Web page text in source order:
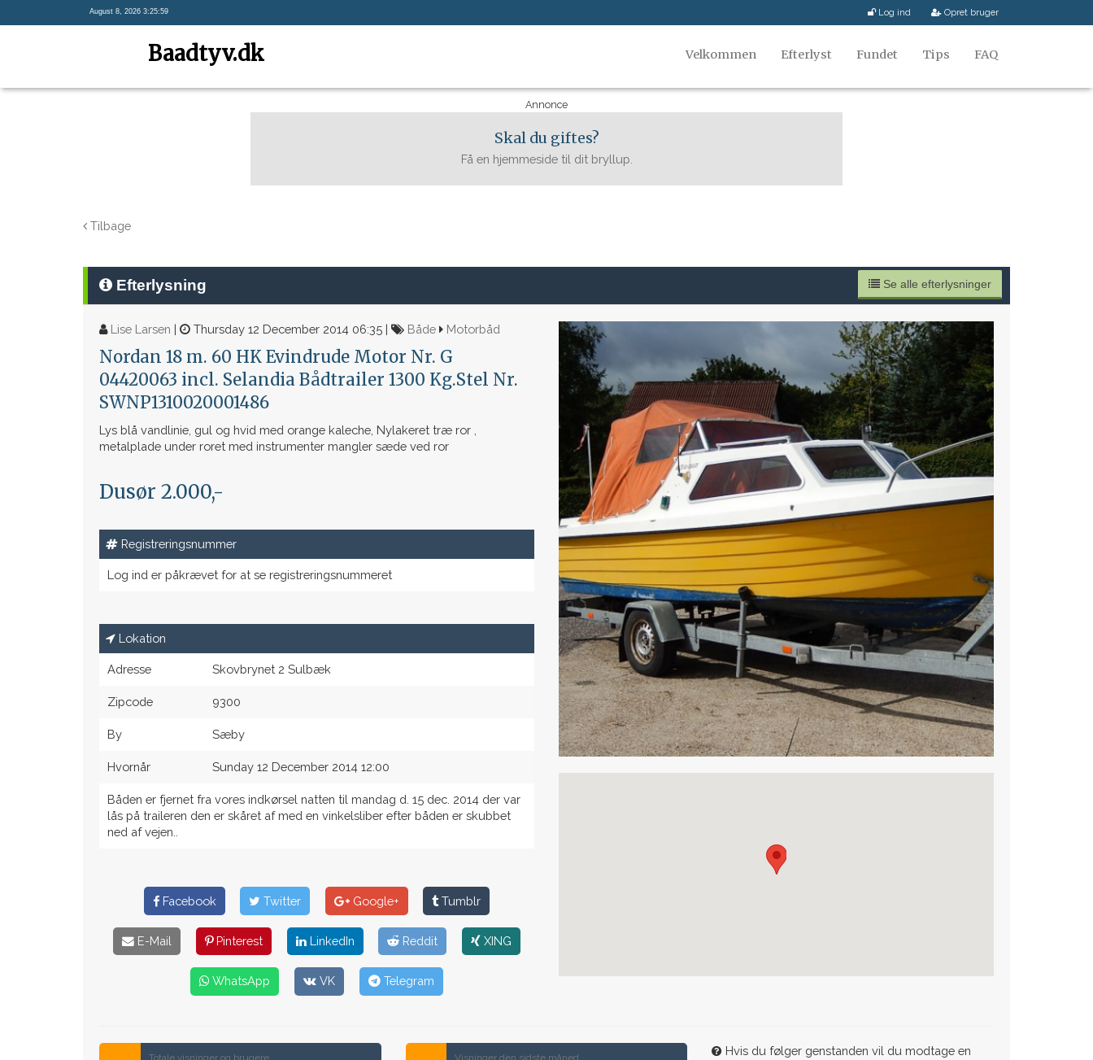
August 8, 2026 3:25:59 Log ind Opret bruger
Baadtyv.dk Velkommen Efterlyst Fundet Tips FAQ
Annonce
Skal du giftes?
Få en hjemmeside til dit bryllup.
Tilbage
Efterlysning Se alle efterlysninger
Lise Larsen | Thursday 12 December 2014 06:35 | Både Motorbåd
Nordan 18 m. 60 HK Evindrude Motor Nr. G
04420063 incl. Selandia Bådtrailer 1300 Kg.Stel Nr.
SWNP1310020001486
Lys blå vandlinie, gul og hvid med orange kaleche, Nylakeret træ ror ,
metalplade under roret med instrumenter mangler sæde ved ror
Dusør 2.000,-
Registreringsnummer
Log ind er påkrævet for at se registreringsnummeret
Lokation
Adresse Skovbrynet 2 Sulbæk
Zipcode 9300
By Sæby
Hvornår Sunday 12 December 2014 12:00
Båden er fjernet fra vores indkørsel natten til mandag d. 15 dec. 2014 der var
lås på traileren den er skåret af med en vinkelsliber efter båden er skubbet
ned af vejen..
Facebook Twitter Google+ Tumblr
E-Mail Pinterest LinkedIn Reddit XING
WhatsApp VK Telegram
Totale visninger og brugere Visninger den sidste måned
Hvis du følger genstanden vil du modtage en